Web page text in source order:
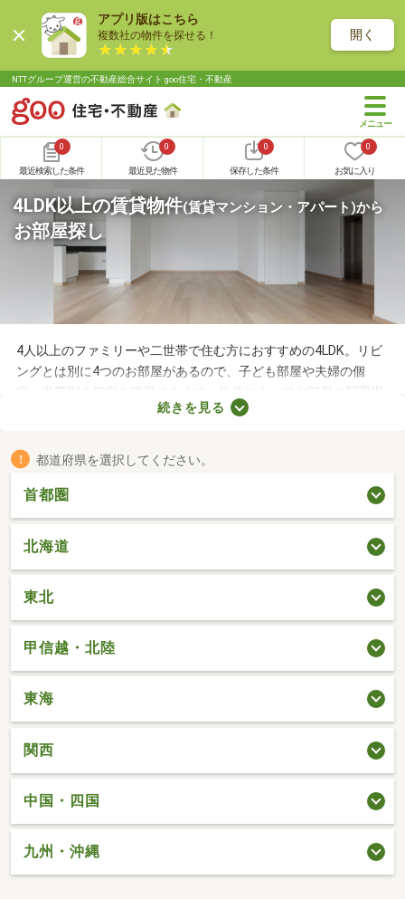
アプリ版はこちら
複数社の物件を探せる！ 開く
NTTグループ運営の不動産総合サイト goo住宅・不動産
0
最近検索した条件
0
最近見た物件
0
保存した条件
0
お気に入り
4LDK以上の賃貸物件(賃貸マンション・アパート)から
お部屋探し
4人以上のファミリーや二世帯で住む方におすすめの4LDK。リビ
ングとは別に4つのお部屋があるので、子ども部屋や夫婦の個
室、世帯別の個室を確保できます。物件によってお部屋の配置場
所が異なるので、内見前に間取りをチェックすることがおすすめ
します。
続きを見る
都道府県を選択してください。
首都圏
北海道
東北
甲信越・北陸
東海
関西
中国・四国
九州・沖縄